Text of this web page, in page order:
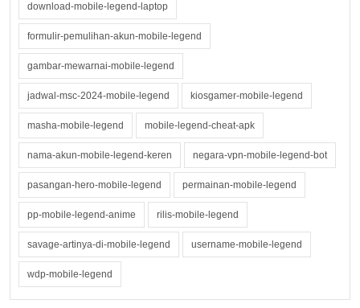
download-mobile-legend-laptop
formulir-pemulihan-akun-mobile-legend
gambar-mewarnai-mobile-legend
jadwal-msc-2024-mobile-legend kiosgamer-mobile-legend
masha-mobile-legend mobile-legend-cheat-apk
nama-akun-mobile-legend-keren negara-vpn-mobile-legend-bot
pasangan-hero-mobile-legend permainan-mobile-legend
pp-mobile-legend-anime rilis-mobile-legend
savage-artinya-di-mobile-legend username-mobile-legend
wdp-mobile-legend